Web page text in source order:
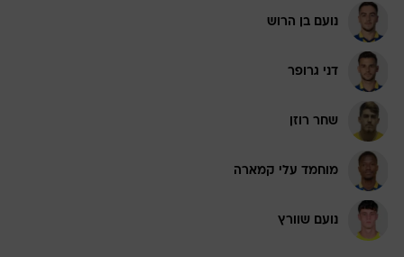
נועם בן הרוש
דני גרופר
שחר רוזן
מוחמד עלי קמארה
נועם שוורץ